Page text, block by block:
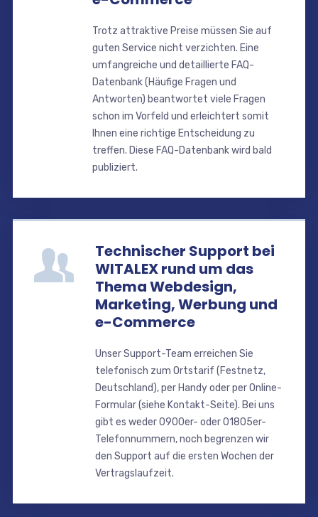
Trotz attraktive Preise müssen Sie auf
guten Service nicht verzichten. Eine
umfangreiche und detaillierte FAQ-
Datenbank (Häufige Fragen und
Antworten) beantwortet viele Fragen
schon im Vorfeld und erleichtert somit
Ihnen eine richtige Entscheidung zu
treffen. Diese FAQ-Datenbank wird bald
publiziert.
Technischer Support bei
WITALEX rund um das
Thema Webdesign,
Marketing, Werbung und
e-Commerce
Unser Support-Team erreichen Sie
telefonisch zum Ortstarif (Festnetz,
Deutschland), per Handy oder per Online-
Formular (siehe Kontakt-Seite). Bei uns
gibt es weder 0900er- oder 01805er-
Telefonnummern, noch begrenzen wir
den Support auf die ersten Wochen der
Vertragslaufzeit.